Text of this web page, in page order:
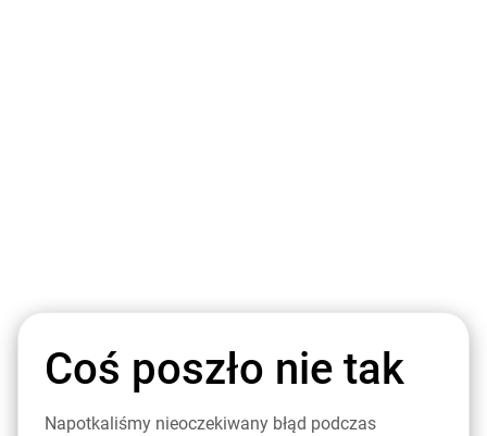
Coś poszło nie tak
Napotkaliśmy nieoczekiwany błąd podczas